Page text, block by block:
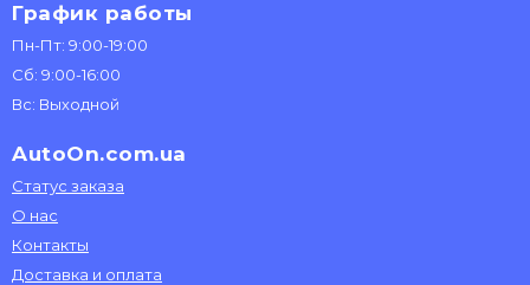
График работы
Пн-Пт: 9:00-19:00
Сб: 9:00-16:00
Вс: Выходной
AutoOn.com.ua
Статус заказа
О нас
Контакты
Доставка и оплата